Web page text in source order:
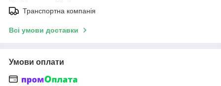
Транспортна компанія
Всі умови доставки
Умови оплати